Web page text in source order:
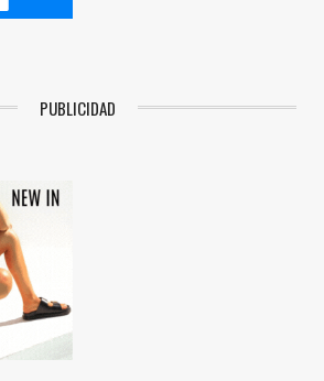
PUBLICIDAD